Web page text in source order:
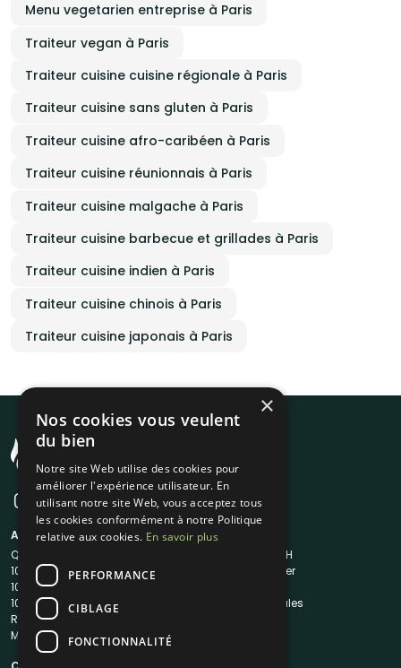
Menu vegetarien entreprise à Paris
Traiteur vegan à Paris
Traiteur cuisine cuisine régionale à Paris
Traiteur cuisine sans gluten à Paris
Traiteur cuisine afro-caribéen à Paris
Traiteur cuisine réunionnais à Paris
Traiteur cuisine malgache à Paris
Traiteur cuisine barbecue et grillades à Paris
Traiteur cuisine indien à Paris
Traiteur cuisine chinois à Paris
Traiteur cuisine japonais à Paris
A propos
Qui sommes-nous ?
1001Salles
1001Salles PRO
1001DJ
Reserverunbar
MP2
Liens utiles
Traiteur en 48H
Nous contacter
Mentions légales
×
Nos cookies vous veulent
du bien
Notre site Web utilise des cookies pour
améliorer l'expérience utilisateur. En
utilisant notre site Web, vous acceptez tous
les cookies conformément à notre Politique
relative aux cookies. En savoir plus
PERFORMANCE
CIBLAGE
FONCTIONNALITÉ